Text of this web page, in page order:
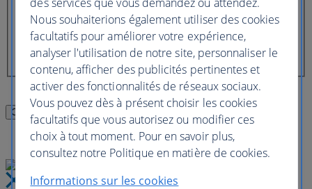
Nom de famille du passager
Nous souhaiterions également utiliser des cookies
facultatifs pour améliorer votre expérience,
analyser l'utilisation de notre site, personnaliser le
contenu, afficher des publicités pertinentes et
activer des fonctionnalités de réseaux sociaux.
Vous pouvez dès à présent choisir les cookies
facultatifs que vous autorisez ou modifier ces
choix à tout moment. Pour en savoir plus,
consultez notre Politique en matière de cookies.
Informations sur les cookies